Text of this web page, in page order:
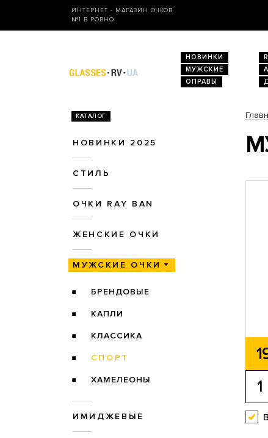
ИНТЕРНЕТ - МАГАЗИН ОЧКОВ
№1 В РОВНО
НОВИНКИ
МУЖСКИЕ
ОПРАВЫ
КАТАЛОГ
НОВИНКИ 2025
СТИЛЬ
ОЧКИ RAY BAN
ЖЕНСКИЕ ОЧКИ
МУЖСКИЕ ОЧКИ
БРЕНДОВЫЕ
КАПЛИ
КЛАССИКА
СПОРТ
ХАМЕЛЕОНЫ
ИМИДЖЕВЫЕ